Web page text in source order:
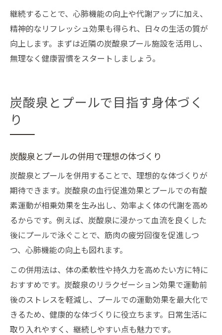
継続することで、心肺機能の向上や代謝アップに加え、
精神的なリフレッシュ効果も得られ、日々の生活の質が
向上します。まずは近隣の炭酸泉プール施設を活用し、
無理なく健康習慣をスタートしましょう。
炭酸泉とプールで目指す身体づく
り
炭酸泉とプールの併用で理想の体づくり
炭酸泉とプールを併用することで、理想的な体づくりが
期待できます。炭酸泉の血行促進効果とプールでの有酸
素運動が相乗効果を生み出し、効率よく体の代謝を高め
るからです。例えば、炭酸泉に浸かって血流を良くした
後にプールで泳ぐことで、筋肉の疲労回復を促進しつ
つ、心肺機能の向上も図れます。
この併用法は、体の柔軟性や持久力を高めたい方に特に
おすすめです。炭酸泉のリラクゼーション効果で運動前
後のストレスを軽減し、プールでの運動効果を最大化で
きるため、健康的な体づくりに役立ちます。日常生活に
取り入れやすく、継続しやすい点も魅力です。